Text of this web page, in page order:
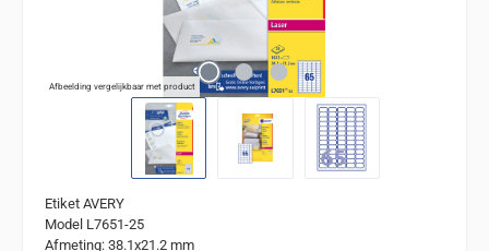
Afbeelding vergelijkbaar met product
Etiket AVERY
Model L7651-25
Afmeting: 38.1x21.2 mm